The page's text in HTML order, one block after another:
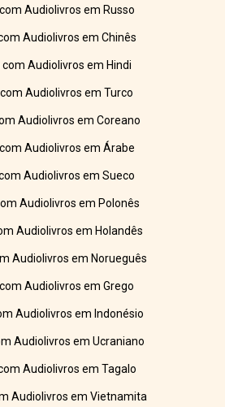
Audiolivros em Russo
Audiolivros em Chinês
Audiolivros em Hindi
Audiolivros em Turco
Audiolivros em Coreano
Audiolivros em Árabe
Audiolivros em Sueco
Audiolivros em Polonês
Audiolivros em Holandês
Audiolivros em Norueguês
Audiolivros em Grego
Audiolivros em Indonésio
Audiolivros em Ucraniano
Audiolivros em Tagalo
Audiolivros em Vietnamita